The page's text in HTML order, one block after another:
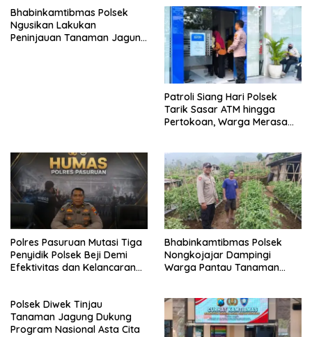
Bhabinkamtibmas Polsek
Ngusikan Lakukan
Peninjauan Tanaman Jagung
Patroli Siang Hari Polsek
Tarik Sasar ATM hingga
Pertokoan, Warga Merasa
Polres Pasuruan Mutasi Tiga
Penyidik Polsek Beji Demi
Efektivitas dan Kelancaran
Bhabinkamtibmas Polsek
Nongkojajar Dampingi
Warga Pantau Tanaman
Polsek Diwek Tinjau
Tanaman Jagung Dukung
Program Nasional Asta Cita